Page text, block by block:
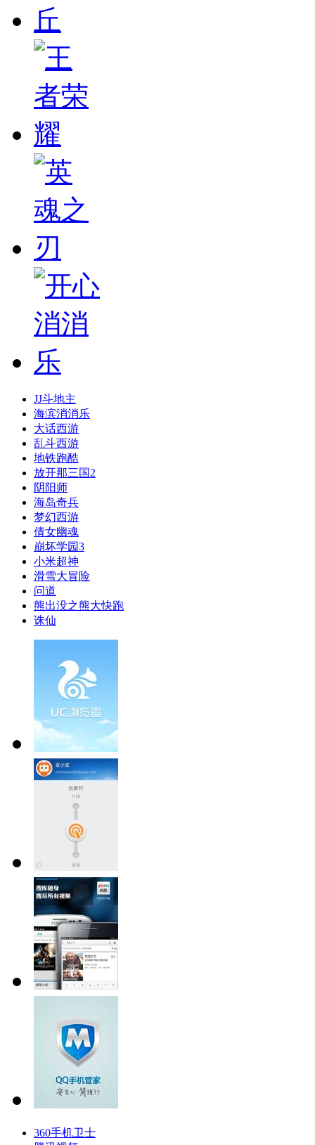
JJ斗地主
海滨消消乐
大话西游
乱斗西游
地铁跑酷
放开那三国2
阴阳师
海岛奇兵
梦幻西游
倩女幽魂
崩坏学园3
小米超神
滑雪大冒险
问道
熊出没之熊大快跑
诛仙
360手机卫士